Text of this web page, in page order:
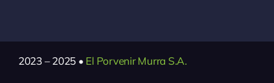
2023 – 2025 • El Porvenir Murra S.A.